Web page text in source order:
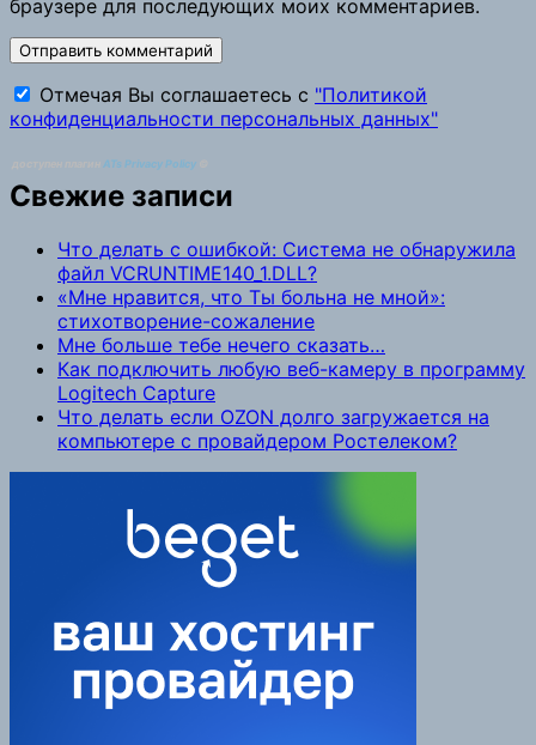
браузере для последующих моих комментариев.
Отмечая Вы соглашаетесь с "Политикой
конфиденциальности персональных данных"
ATs Privacy Policy
Свежие записи
Что делать с ошибкой: Система не обнаружила
файл VCRUNTIME140_1.DLL?
«Мне нравится, что Ты больна не мной»:
стихотворение-сожаление
Мне больше тебе нечего сказать…
Как подключить любую веб-камеру в программу
Logitech Capture
Что делать если OZON долго загружается на
компьютере с провайдером Ростелеком?